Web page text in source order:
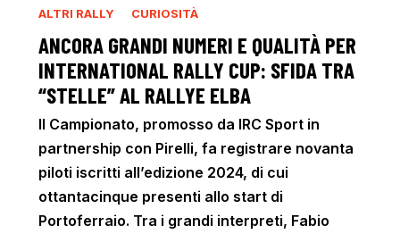
ALTRI RALLY CURIOSITÀ
ANCORA GRANDI NUMERI E QUALITÀ PER
INTERNATIONAL RALLY CUP: SFIDA TRA
“STELLE” AL RALLYE ELBA
Il Campionato, promosso da IRC Sport in
partnership con Pirelli, fa registrare novanta
piloti iscritti all’edizione 2024, di cui
ottantacinque presenti allo start di
Portoferraio. Tra i grandi interpreti, Fabio